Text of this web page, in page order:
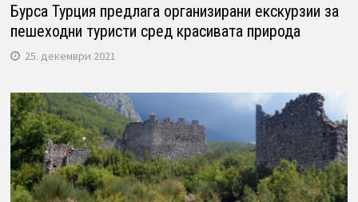
Бурса Турция предлага организирани екскурзии за
пешеходни туристи сред красивата природа
25. декември 2021